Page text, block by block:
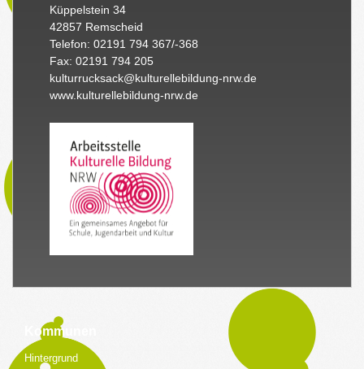
Küppelstein 34
42857 Remscheid
Telefon: 02191 794 367/-368
Fax: 02191 794 205
kulturrucksack@kulturellebildung-nrw.de
www.kulturellebildung-nrw.de
Kommunen
Hintergrund